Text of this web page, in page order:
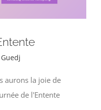
aurons la joie de
de l'Entente